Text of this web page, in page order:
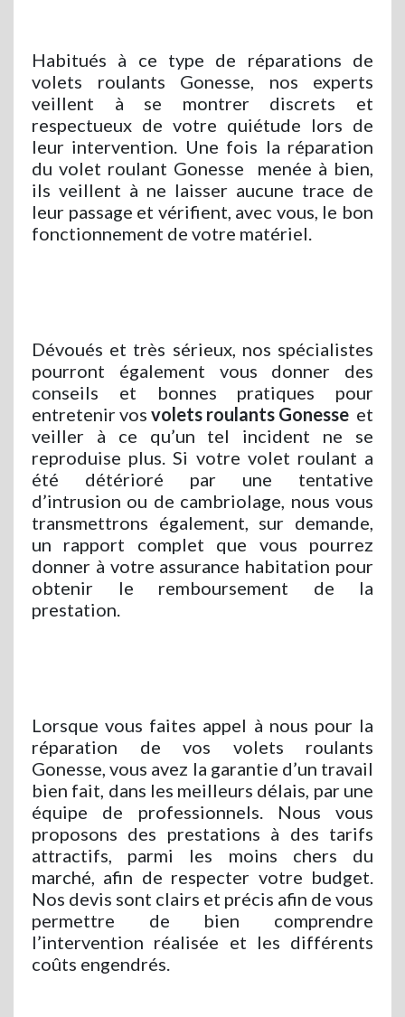
Habitués à ce type de réparations de
volets roulants Gonesse, nos experts
veillent à se montrer discrets et
respectueux de votre quiétude lors de
leur intervention. Une fois la réparation
du volet roulant Gonesse
menée à bien,
ils veillent à ne laisser aucune trace de
leur passage et vérifient, avec vous, le bon
fonctionnement de votre matériel.
Dévoués et très sérieux, nos spécialistes
pourront également vous donner des
conseils et bonnes pratiques pour
entretenir vos volets roulants Gonesse et
veiller à ce qu’un tel incident ne se
reproduise plus. Si votre volet roulant a
été détérioré par une tentative
d’intrusion ou de cambriolage, nous vous
transmettrons également, sur demande,
un rapport complet que vous pourrez
donner à votre assurance habitation pour
obtenir le remboursement de la
prestation.
Lorsque vous faites appel à nous pour la
réparation de vos volets roulants
Gonesse, vous avez la garantie d’un travail
bien fait, dans les meilleurs délais, par une
équipe de professionnels. Nous vous
proposons des prestations à des tarifs
attractifs, parmi les moins chers du
marché, afin de respecter votre budget.
Nos devis sont clairs et précis afin de vous
permettre de bien comprendre
l’intervention réalisée et les différents
coûts engendrés.